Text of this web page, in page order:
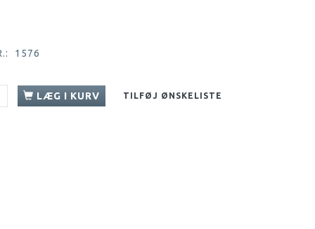
1576
LÆG I KURV TILFØJ ØNSKELISTE